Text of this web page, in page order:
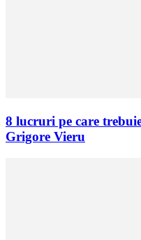
8 lucruri pe care
Grigore Vieru